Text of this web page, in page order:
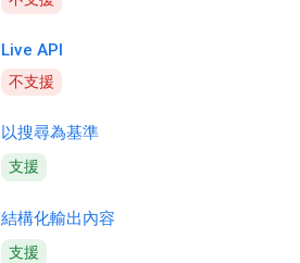
Live API
不支援
以搜尋為基準
支援
結構化輸出內容
支援